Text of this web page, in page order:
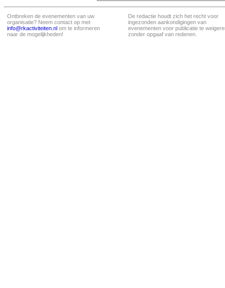
Ontbreken de evenementen van uw
organisatie? Neem contact op met
info@rkactiviteiten.nl om te informeren
naar de mogelijkheden!
De redactie houdt zich het recht voor
ingezonden aankondigingen van
evenementen voor publicatie te
zonder opgaaf van redenen.